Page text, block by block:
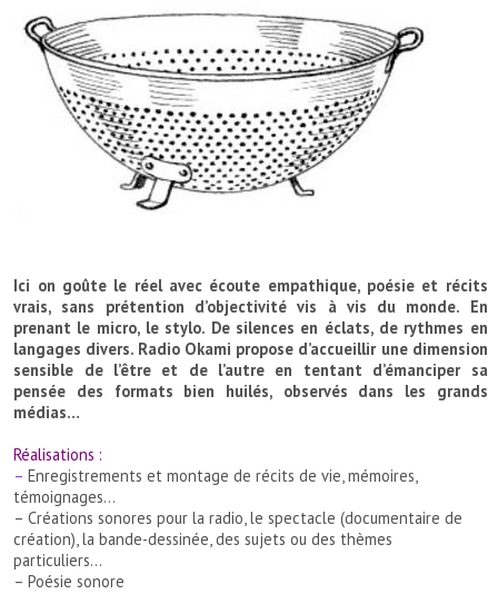
Ici on goûte le réel avec écoute empathique, poésie et récits
vrais, sans prétention d’objectivité vis à vis du monde. En
prenant le micro, le stylo. De silences en éclats, de rythmes en
langages divers. Radio Okami propose d’accueillir une dimension
sensible de l’être et de l’autre en tentant d’émanciper sa
pensée des formats bien huilés, observés dans les grands
médias…
Réalisations :
–Enregistrements et montage de récits de vie, mémoires,
témoignages…
– Créations sonores pour la radio, le spectacle (documentaire de
création), la bande-dessinée, des sujets ou des thèmes
particuliers…
– Poésie sonore